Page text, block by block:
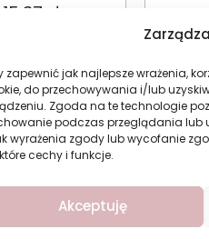
zapewnić jak najlepsze wrażenia,
do przechowywania i/lub
Zgoda na te technologie
podczas przeglądania lub
wyrażenia zgody lub wycofanie
cechy i funkcje.
Akceptuję
15,37 zł